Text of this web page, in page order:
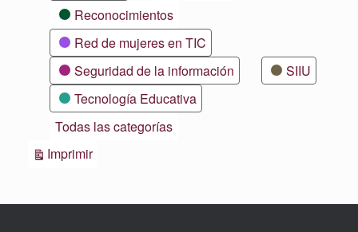
Reconocimientos
Red de mujeres en TIC
Seguridad de la información
SIIU
Tecnología Educativa
Todas las categorías
ImprimirVistas